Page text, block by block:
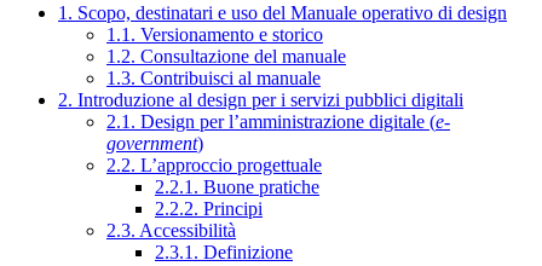
1. Scopo, destinatari e uso del Manuale operativo di design
1.1. Versionamento e storico
1.2. Consultazione del manuale
1.3. Contribuisci al manuale
2. Introduzione al design per i servizi pubblici digitali
2.1. Design per l’amministrazione digitale (e-
government)
2.2. L’approccio progettuale
2.2.1. Buone pratiche
2.2.2. Principi
2.3. Accessibilità
2.3.1. Definizione